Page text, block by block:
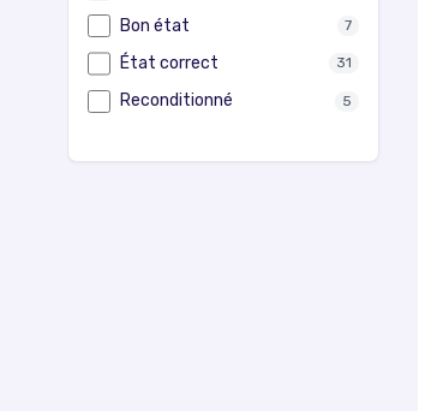
Bon état 7
État correct 31
Reconditionné 5